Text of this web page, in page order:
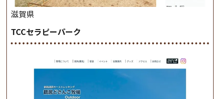
滋賀県
TCCセラピーパーク